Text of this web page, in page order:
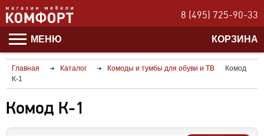
8 (495) 725-90-33
МЕНЮ КОРЗИНА
Главная Каталог Комоды и тумбы для обуви и ТВ
Комод
К-1
Комод К-1